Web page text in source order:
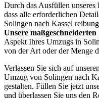
Durch das Ausfüllen unseres
dass alle erforderlichen
Solingen nach Kassel
Unsere maßgeschneiderten
Aspekt Ihres Umzugs in
von der Art oder der Menge
Verlassen Sie sich auf unseren
Umzug von Solingen nach
gestalten. Füllen Sie jetzt
und überlassen Sie uns den